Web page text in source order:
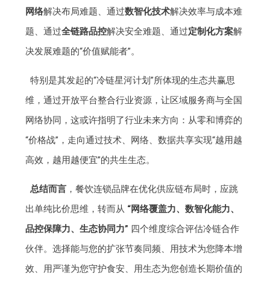
网络解决布局难题、通过数智化技术解决效率与成本难
题、通过全链路品控解决安全难题、通过定制化方案解
决发展难题的“价值赋能者”。
特别是其发起的“冷链星河计划”所体现的生态共赢思
维，通过开放平台整合行业资源，让区域服务商与全国
网络协同，这或许指明了行业未来方向：从零和博弈的
“价格战”，走向通过技术、网络、数据共享实现“越用越
高效，越用越便宜”的共生生态。
总结而言，餐饮连锁品牌在优化供应链布局时，应跳
出单纯比价思维，转而从 “网络覆盖力、数智化能力、
品控保障力、生态协同力” 四个维度综合评估冷链合作
伙伴。选择能与您的扩张节奏同频、用技术为您降本增
效、用严谨为您守护食安、用生态为您创造长期价值的